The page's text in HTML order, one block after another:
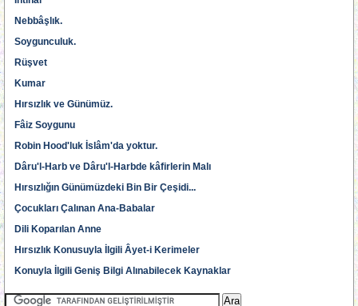
Nebbâşlık.
Soygunculuk.
Rüşvet
Kumar
Hırsızlık ve Günümüz.
Fâiz Soygunu
Robin Hood'luk İslâm'da yoktur.
Dâru'l-Harb ve Dâru'l-Harbde kâfirlerin Malı
Hırsızlığın Günümüzdeki Bin Bir Çeşidi...
Çocukları Çalınan Ana-Babalar
Dili Koparılan Anne
Hırsızlık Konusuyla İlgili Âyet-i Kerimeler
Konuyla İlgili Geniş Bilgi Alınabilecek Kaynaklar